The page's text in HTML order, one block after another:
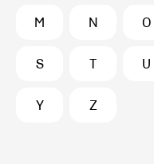
M N O
S T U
Y Z